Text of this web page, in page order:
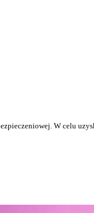
W celu